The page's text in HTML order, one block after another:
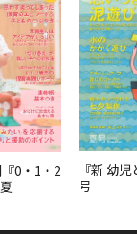
0・1・2
『新 幼
号